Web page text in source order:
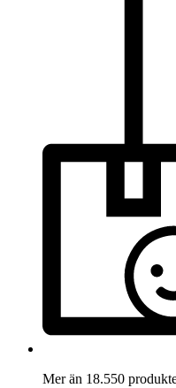
Mer än 18.550